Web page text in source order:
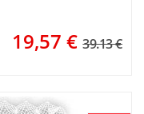
19,57 € 39.13 €